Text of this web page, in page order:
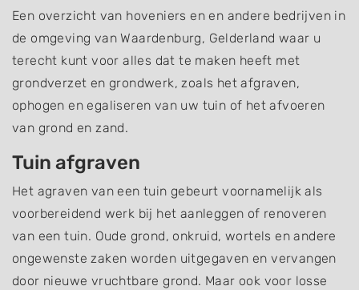
Een overzicht van hoveniers en en andere bedrijven in
de omgeving van Waardenburg, Gelderland waar u
terecht kunt voor alles dat te maken heeft met
grondverzet en grondwerk, zoals het afgraven,
ophogen en egaliseren van uw tuin of het afvoeren
van grond en zand.
Tuin afgraven
Het agraven van een tuin gebeurt voornamelijk als
voorbereidend werk bij het aanleggen of renoveren
van een tuin. Oude grond, onkruid, wortels en andere
ongewenste zaken worden uitgegaven en vervangen
door nieuwe vruchtbare grond. Maar ook voor losse